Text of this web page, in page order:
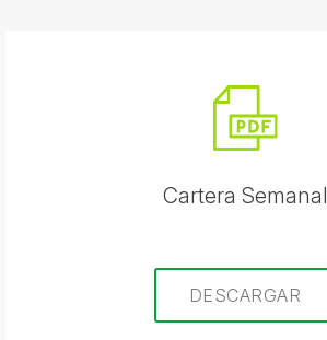
Cartera Semanal
DESCARGAR